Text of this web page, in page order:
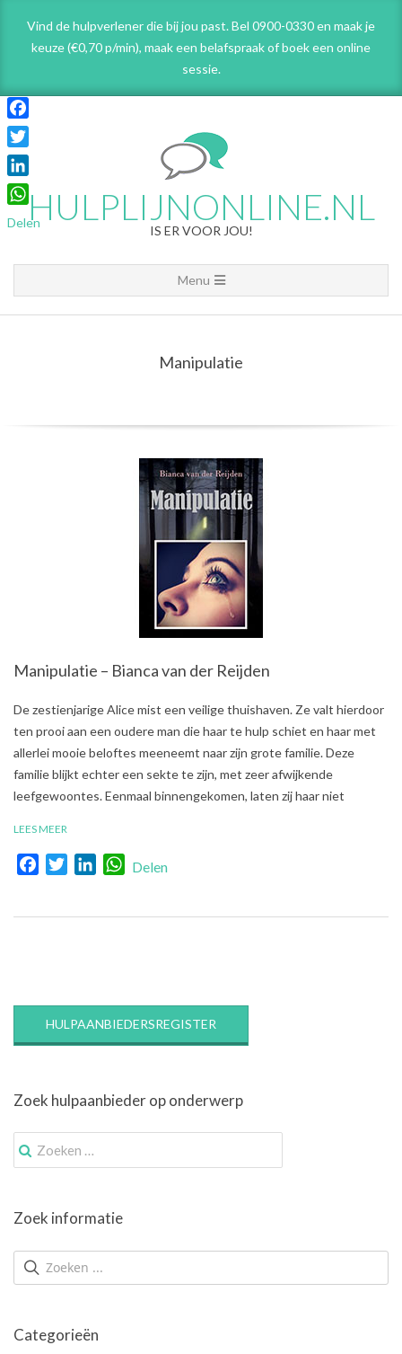
content
Vind de hulpverlener die bij jou past. Bel 0900-0330 en maak je
keuze (€0,70 p/min), maak een belafspraakof boek een online
sessie.
HULPLIJNONLINE.NL
IS ER VOOR JOU!
Navigation
Menu
Menu
Manipulatie
Manipulatie – Bianca van der Reijden
2018-
09-
10
De zestienjarige Alice mist een veilige thuishaven. Ze valt hierdoor
ten prooi aan een oudere man die haar te hulp schiet en haar met
allerlei mooie beloftes meeneemt naar zijn grote familie. Deze
familie blijkt echter een sekte te zijn, met zeer afwijkende
leefgewoontes. Eenmaal binnengekomen, laten zij haar niet
LEES MEER
FacebookTwitterLinkedInWhatsApp
Delen
HULPAANBIEDERSREGISTER
Zoek hulpaanbieder op onderwerp
Zoek
naar:
Zoek informatie
Categorieën
Facebook
Twitter
LinkedIn
WhatsApp
Delen